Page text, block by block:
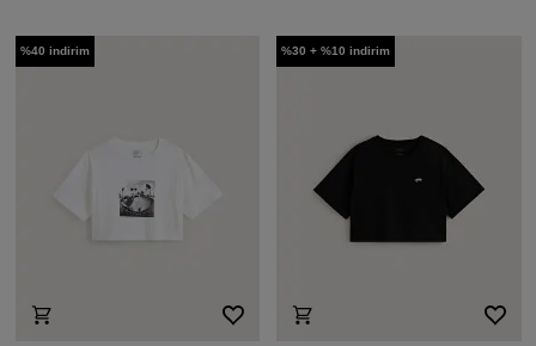
%40 indirim %30 + %10 indirim